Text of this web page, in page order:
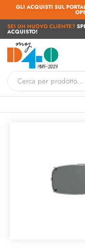
GLI ACQUISTI SUL
SEI UN NUOVO CLIENTE?
ACQUISTO!